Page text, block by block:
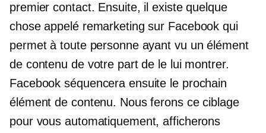
premier contact. Ensuite, il existe quelque
chose appelé remarketing sur Facebook qui
permet à toute personne ayant vu un élément
de contenu de votre part de le lui montrer.
Facebook séquencera ensuite le prochain
élément de contenu. Nous ferons ce ciblage
pour vous automatiquement, afficherons